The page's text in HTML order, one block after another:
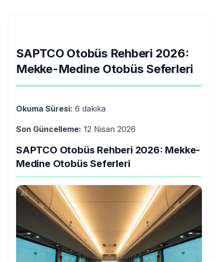
SAPTCO Otobüs Rehberi 2026:
Mekke-Medine Otobüs Seferleri
Okuma Süresi: 6 dakika
Son Güncelleme: 12 Nisan 2026
SAPTCO Otobüs Rehberi 2026: Mekke-
Medine Otobüs Seferleri